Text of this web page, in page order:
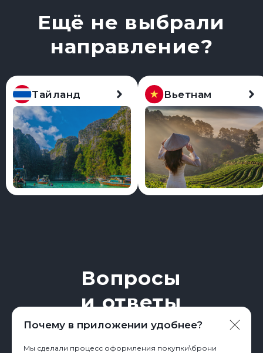
Тайланд Вьетнам
Почему в приложении удобнее?
Мы сделали процесс оформления покупки\брони
Скачивайте приложение
по ссылке или QR-коду
Авиабилеты Отели Программа лояльности